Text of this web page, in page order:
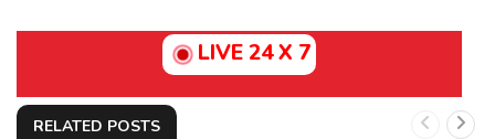
LIVE 24 X 7
RELATED POSTS